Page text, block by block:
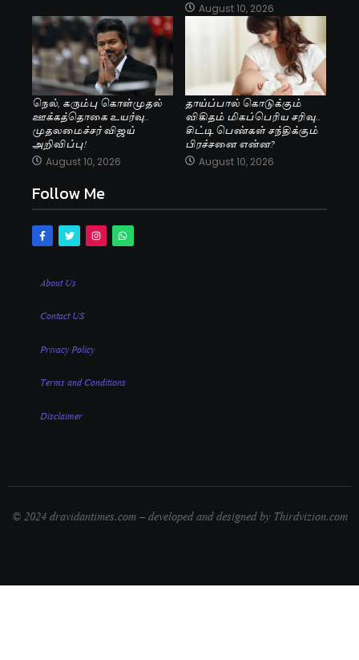
August 10, 2026
நெல், கரும்பு கொள்முதல்
ஊக்கத்தொகை உயர்வு..
முதலமைச்சர் விஜய்
அறிவிப்பு!
August 10, 2026
தாய்ப்பால் கொடுக்கும்
விகிதம் மிகப்பெரிய சரிவு..
சிட்டி பெண்கள் சந்திக்கும்
பிரச்சனை என்ன?
August 10, 2026
Follow Me
About Us
Contact US
Privacy Policy
Terms and Conditions
Disclaimer
© 2024 dravidantimes.com – developed and designed by Thirdvizion.com